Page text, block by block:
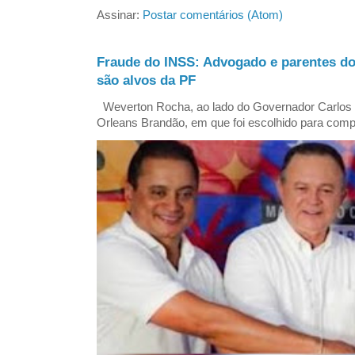
Assinar: Postar comentários (Atom)
Fraude do INSS: Advogado e parentes
são alvos da PF
Weverton Rocha, ao lado do Governador
Orleans Brandão, em que foi escolhido para